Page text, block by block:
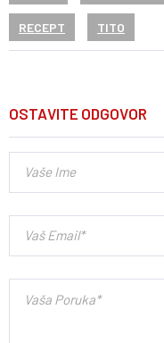
RECEPT TITO
OSTAVITE ODGOVOR